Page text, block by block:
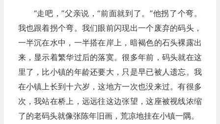
“走吧，”父亲说，“前面就到了。”他拐了个弯。
我也跟着拐个弯。我们眼前闪现出一个废弃的码头，
一半沉在水中，一半搭在岸上，暗褐色的石头裸露出
来，显示着繁华过后的落寞。很多年前，码头就在这
里了，比小镇的年龄还要大，只是早已被人遗忘。我
在小镇上长到十六岁，这地方一次也没来过。有很多
次，我站在桥上，远远往这边张望，这座被视线浓缩
了的老码头就像张陈年旧画，荒凉地挂在小镇一隅。